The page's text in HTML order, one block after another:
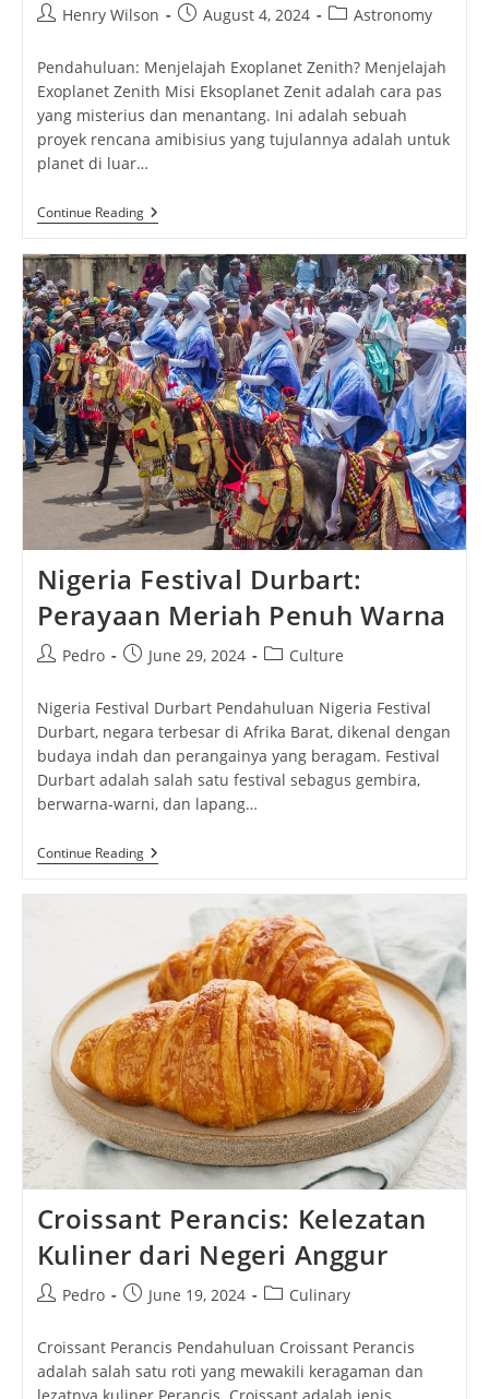
PostHenry Wilson
PostAugust 4, 2024
PostAstronomy
Pendahuluan: Menjelajah Exoplanet Zenith? Menjelajah
Exoplanet Zenith Misi Eksoplanet Zenit adalah cara pas
yang misterius dan menantang. Ini adalah sebuah
proyek rencana amibisius yang tujulannya adalah untuk
planet di luar…
Continue ReadingMenjelajah
Exoplanet
Petualangan
Melampaui
Batas
1
Nigeria Festival Durbart:
Perayaan Meriah Penuh Warna
PostPedro
PostJune 29, 2024
PostCulture
Nigeria Festival Durbart Pendahuluan Nigeria Festival
Durbart, negara terbesar di Afrika Barat, ​​dikenal dengan
budaya indah dan perangainya yang beragam. Festival
Durbart adalah salah satu festival sebagus gembira,
berwarna-warni, dan lapang…
Continue ReadingNigeria
Festival
Warna
Croissant Perancis: Kelezatan
Kuliner dari Negeri Anggur
PostPedro
PostJune 19, 2024
PostCulinary
Croissant Perancis Pendahuluan Croissant Perancis
adalah salah satu roti yang mewakili keragaman dan